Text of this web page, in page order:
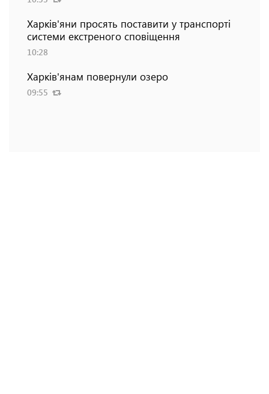
Харків'яни просять поставити у транспорті
системи екстреного сповіщення
10:28
Харків'янам повернули озеро
09:55